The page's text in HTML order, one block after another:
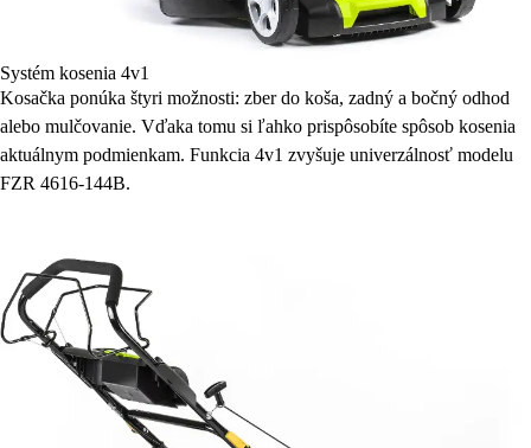
Systém kosenia 4v1
Kosačka ponúka štyri možnosti: zber do koša, zadný a bočný odhod
alebo mulčovanie. Vďaka tomu si ľahko prispôsobíte spôsob kosenia
aktuálnym podmienkam. Funkcia 4v1 zvyšuje univerzálnosť modelu
FZR 4616-144B.